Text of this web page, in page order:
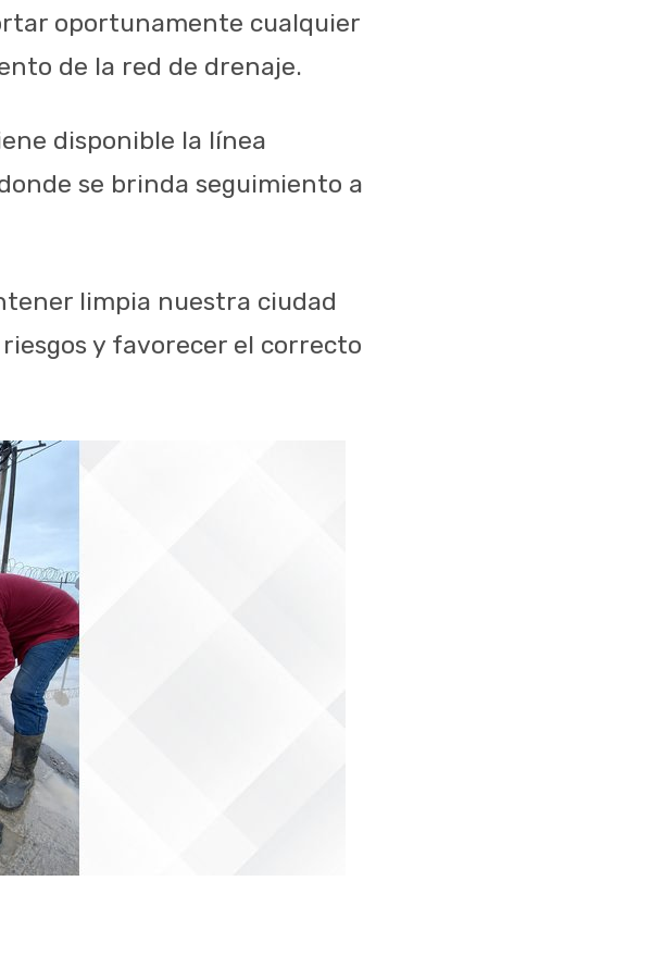
oportunamente cualquier
de la red de drenaje.
disponible la línea
se brinda seguimiento a
limpia nuestra ciudad
y favorecer el correcto